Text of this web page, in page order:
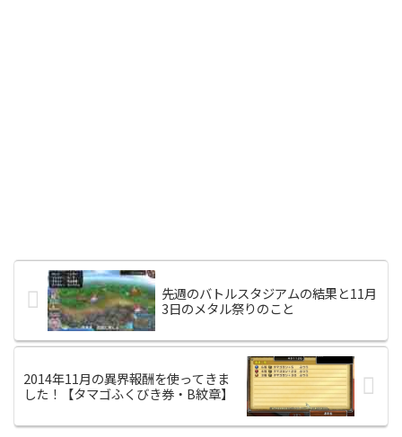
先週のバトルスタジアムの結果と11月
3日のメタル祭りのこと
2014年11月の異界報酬を使ってきま
した！【タマゴふくびき券・B紋章】